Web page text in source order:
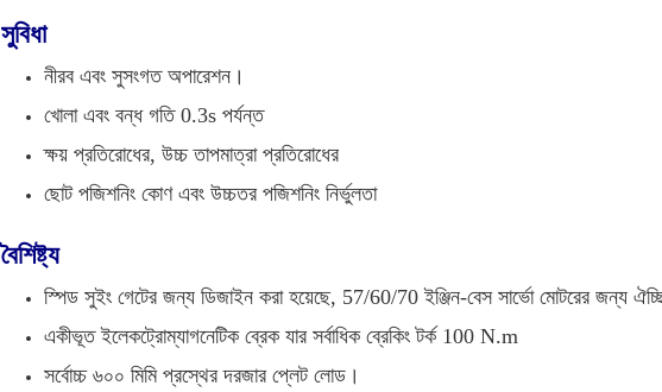
সুবিধা
নীরব এবং সুসংগত অপারেশন।
খোলা এবং বন্ধ গতি 0.3s পর্যন্ত
ক্ষয় প্রতিরোধের, উচ্চ তাপমাত্রা প্রতিরোধের
ছোট পজিশনিং কোণ এবং উচ্চতর পজিশনিং নির্ভুলতা
বৈশিষ্ট্য
স্পিড সুইং গেটের জন্য ডিজাইন করা হয়েছে, 57/60/70 ইঞ্জিন-বেস সার্ভো মোটরের জন্য
একীভূত ইলেকট্রোম্যাগনেটিক ব্রেক যার সর্বাধিক ব্রেকিং টর্ক 100 N.m
সর্বোচ্চ ৬০০ মিমি প্রস্থের দরজার প্লেট লোড।